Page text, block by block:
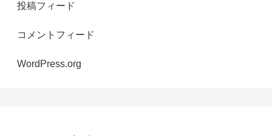
投稿フィード
コメントフィード
WordPress.org